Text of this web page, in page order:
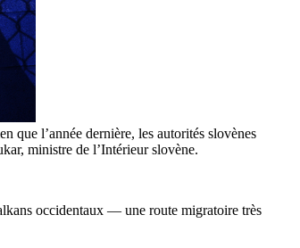
que l’année dernière, les autorités slovènes
ministre de l’Intérieur slovène.
occidentaux — une route migratoire très